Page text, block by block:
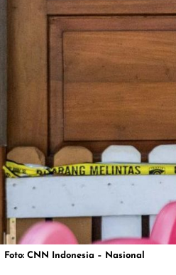
Foto: CNN Indonesia – Nasional